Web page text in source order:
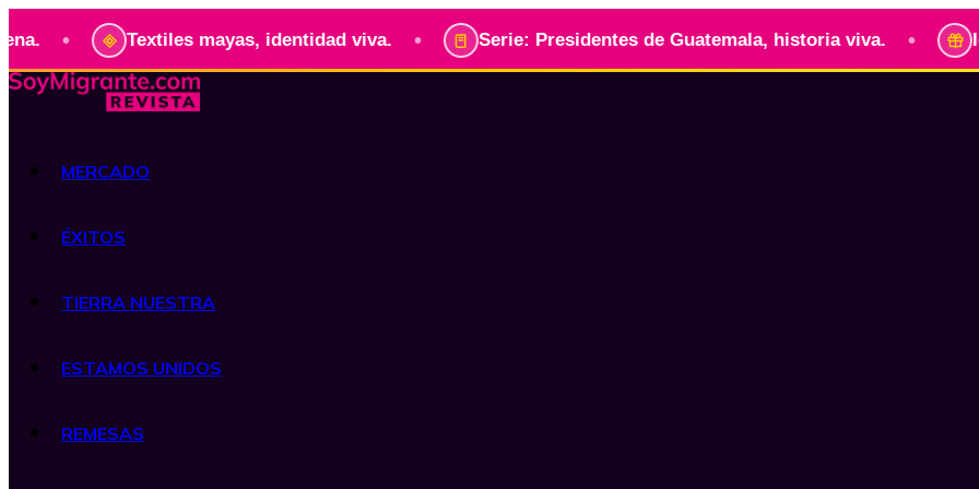
Textiles mayas, identidad viva. • Serie: Presidentes de Guatemala, historia viva. • Identidad
MERCADO
ÉXITOS
TIERRA NUESTRA
ESTAMOS UNIDOS
REMESAS